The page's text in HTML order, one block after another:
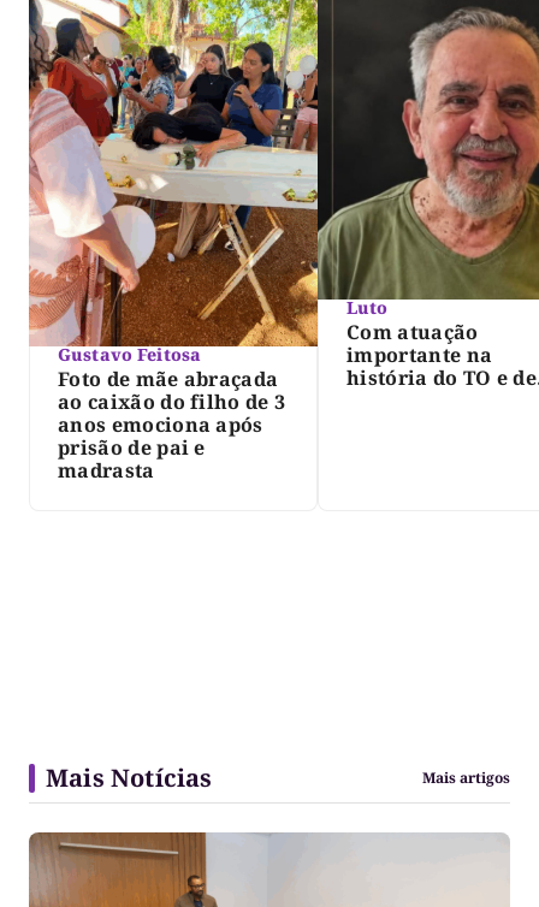
Gustavo Feitosa
Foto de mãe abraçada
ao caixão do filho de 3
anos emociona após
prisão de pai e
madrasta
Luto
Com atuação
importante na
história do TO e de
Mais Notícias Mais artigos